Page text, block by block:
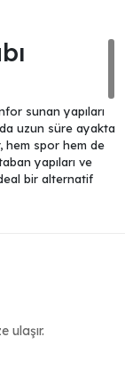
sunan yapıları
uzun süre ayakta
hem spor hem de
yapıları ve
bir alternatif
sunar. Daha
ulaşır.